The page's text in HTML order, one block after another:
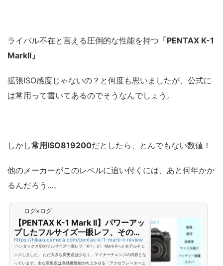
ライバル不在と言える圧倒的な性能を持つ 「PENTAX K-1
Markll」
拡張ISO感度じゃないの？と何度も思いましたが、公式に
は常用って書いてあるのでそうなんでしょう。
しかし常用ISO819200だとしたら、とんでもない数値！
他のメーカーがこのレベルに追い付くには、あと何年かか
るんだろう…。
ログ×ログ
【PENTAX K-1 Mark II】パワーアッ
プしたフルサイズ一眼レフ、その特
徴とレビュー！
https://hikakucamera.com/pentax-k-1-mark-ii-review
ペンタックス初のフルサイズ一眼レフ「K-1」が、Mark IIへとモデルチェ
ンジしました。 ただ大きな変更点は少なく、マイナーチェンジの内容とな
っています。主な変更点は高感度性能の向上させる「アクセラレーターユ